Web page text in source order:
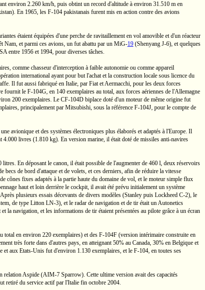
environ 2.260 km/h, puis obtint un record d'altitude à environ 31.510 m en
En 1965, les F-104 pakistanais furent mis en action contre des avions
étaient équipées d'une perche de ravitaillement en vol amovible et d'un réacteur
Nam, et parmi ces avions, un fut abattu par un MiG-19 (Shenyang J-6), et quelques
entre 1956 et 1994, pour diverses tâches.
comme chasseur d'interception à faible autonomie ou comme appareil
international ayant pour but l'achat et la construction locale sous licence du
Il fut aussi fabriqué en Italie, par Fiat et Aermacchi, pour les deux forces
fournit le F-104G, en 140 exemplaires au total, aux forces aériennes de l'Allemagne
200 exemplaires. Le CF-104D biplace doté d'un moteur de même origine fut
principalement par Mitsubishi, sous la référence F-104J, pour le compte de
avionique et des systèmes électroniques plus élaborés et adaptés à l'Europe. Il
4.000 livres (1.810 kg). En version marine, il était doté de missiles anti-navires
litres. En déposant le canon, il était possible de l'augmenter de 460 l, deux réservoirs
becs de bord d'attaque et de volets, et ces derniers, afin de réduire la vitesse
cônes fixes adaptés à la partie haute du domaine de vol, et le moteur simple flux
haut et loin derrière le cockpit, il avait été prévu initialement un système
plusieurs essais décevants de divers modèles (Stanley puis Lockheed C-2), le
de type Litton LN-3), et le radar de navigation et de tir était un Autonetics
la navigation, et les informations de tir étaient présentées au pilote grâce à un écran
total en environ 220 exemplaires) et des F-104F (version intérimaire construite en
très forte dans d'autres pays, en atteignant50% au Canada, 30% en Belgique et
et aux Etats-Unis fut d'environ 1.130 exemplaires, et le F-104, en toutes ses
relation Aspide (AIM-7 Sparrow). Cette ultime version avait des capacités
retiré du service actif par l'Italie fin octobre 2004.